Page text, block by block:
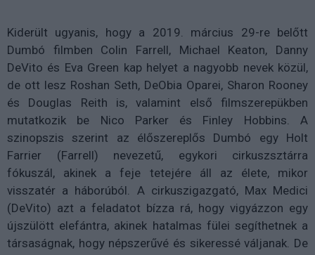
Kiderült ugyanis, hogy a 2019. március 29-re belőtt
Dumbó filmben Colin Farrell, Michael Keaton, Danny
DeVito és Eva Green kap helyet a nagyobb nevek közül,
de ott lesz Roshan Seth, DeObia Oparei, Sharon Rooney
és Douglas Reith is, valamint első filmszerepükben
mutatkozik be Nico Parker és Finley Hobbins. A
szinopszis szerint az élőszereplős Dumbó egy Holt
Farrier (Farrell) nevezetű, egykori cirkuszsztárra
fókuszál, akinek a feje tetejére áll az élete, mikor
visszatér a háborúból. A cirkuszigazgató, Max Medici
(DeVito) azt a feladatot bízza rá, hogy vigyázzon egy
újszülött elefántra, akinek hatalmas fülei segíthetnek a
társaságnak, hogy népszerűvé és sikeressé váljanak. De